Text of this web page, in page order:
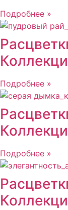
Подробнее »
Подробнее »
Подробнее »